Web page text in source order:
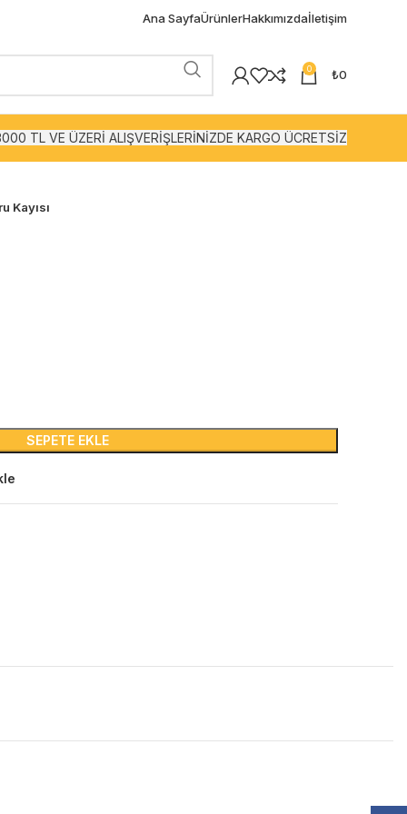
Ana SayfaÜrünlerHakkımızdaİletişim
0 ₺0
TL VE ÜZERİ ALIŞVERİŞLERİNİZDE KARGO ÜCRETSİZ
Kayısı
SEPETE EKLE